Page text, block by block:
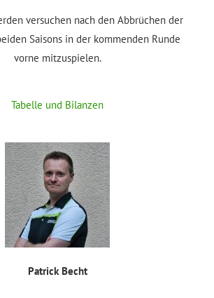
versuchen nach den Abbrüchen der
Saisons in der kommenden Runde
vorne mitzuspielen.
Tabelle und Bilanzen
Patrick Becht